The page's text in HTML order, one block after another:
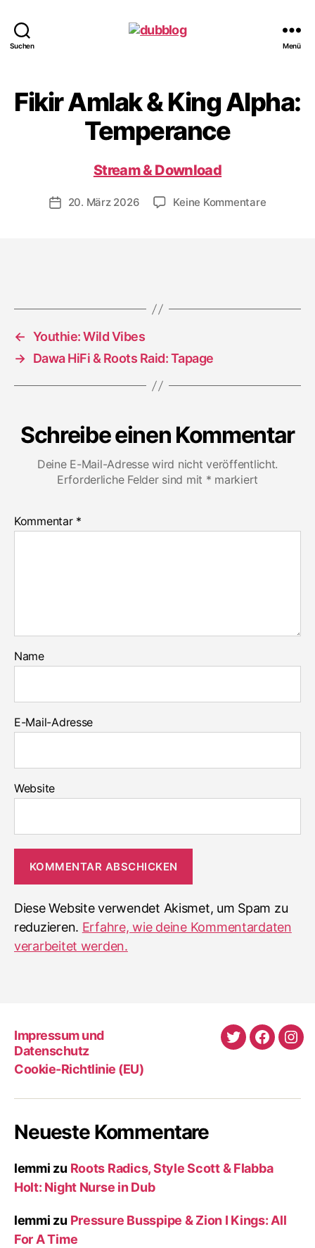
Suchen Menü
Fikir Amlak & King Alpha:
Temperance
Stream & Download
Veröffentlichungsdatum
20. März 2026 Keine Kommentarezu
← Youthie: Wild Vibes
→ Dawa HiFi & Roots Raid: Tapage
Schreibe einen Kommentar
Deine E-Mail-Adresse wird nicht veröffentlicht.
Erforderliche Felder sind mit * markiert
Kommentar *
Name
E-Mail-Adresse
Website
Diese Website verwendet Akismet, um Spam zu
reduzieren. Erfahre, wie deine Kommentardaten
verarbeitet werden.
Impressum und
Datenschutz
Cookie-Richtlinie (EU)
Twitter
Neueste Kommentare
lemmi zu Roots Radics, Style Scott & Flabba
Holt: Night Nurse in Dub
lemmi zu Pressure Busspipe & Zion I Kings: All
For A Time